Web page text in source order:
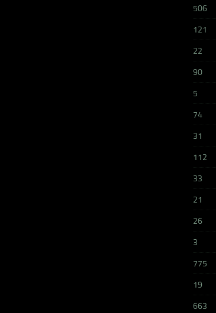
506
121
22
90
5
74
31
112
33
21
26
3
775
19
663